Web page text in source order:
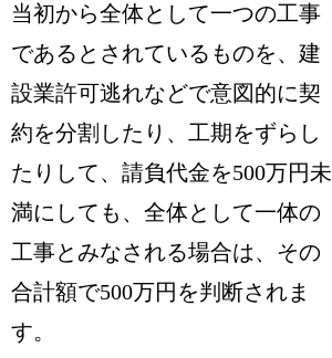
当初から全体として一つの工事
であるとされているものを、建
設業許可逃れなどで意図的に契
約を分割したり、工期をずらし
たりして、請負代金を500万円未
満にしても、全体として一体の
工事とみなされる場合は、その
合計額で500万円を判断されま
す。